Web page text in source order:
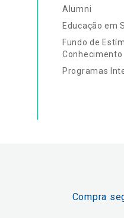
Alumni
Educação em
Fundo de
Conhecimento
Programas
Compra